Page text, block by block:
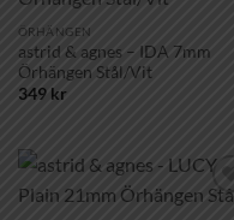
ÖRHÄNGEN
astrid & agnes – IDA 7mm
Örhängen Stål/Vit
349 kr
Lägg till i